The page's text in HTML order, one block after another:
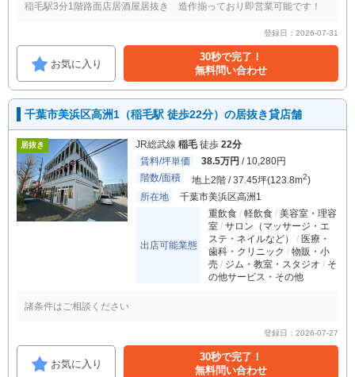
稲毛駅3分1階路面店居酒屋居抜き 造作揃っており即営業可能です！
登録日：2026-07-31
お気に入り
30秒で完了！
無料問い合わせ
千葉市美浜区高洲1（稲毛駅 徒歩22分）の居抜き貸店舗
居抜き JR総武線 稲毛徒歩 22分
賃料/坪単価
38.5万円 / 10,280円
階数/面積
地上2階 / 37.45坪(123.8m2)
所在地
千葉市美浜区高洲1
出店可能業態
重飲食 軽飲食
美容室・理容
室
サロン（マッサージ・エ
ステ・ネイルなど）
医療・
歯科・クリニック
物販・小
売
ジム・教室・スタジオ
そ
の他サービス・その他
諸条件はご相談ください
登録日：2026-07-27
お気に入り
30秒で完了！
無料問い合わせ